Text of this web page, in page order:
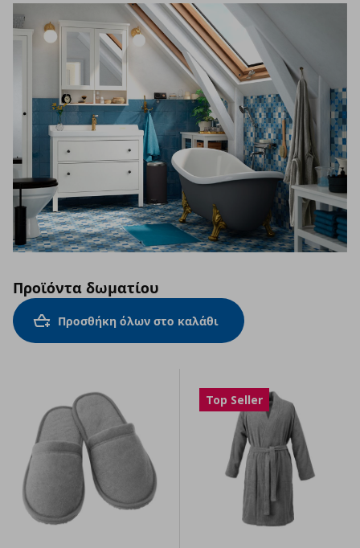
Προϊόντα δωματίου
Προσθήκη όλων στο καλάθι
Top Seller